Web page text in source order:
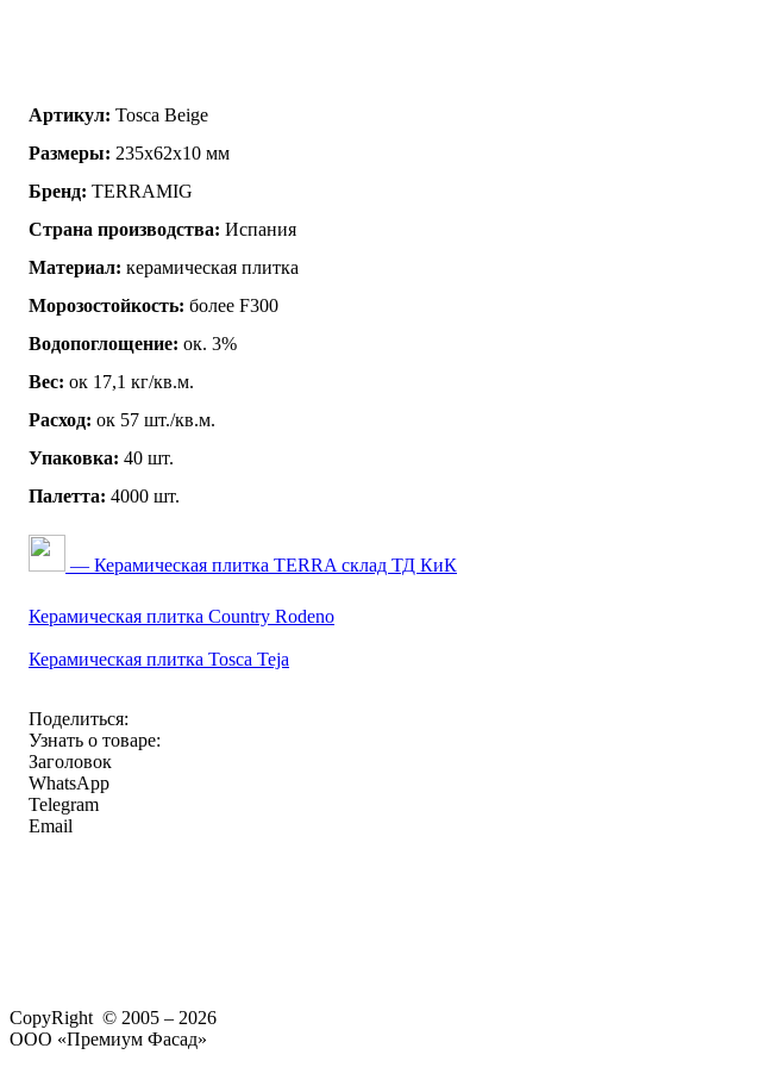
Артикул: Tosca Beige
Размеры: 235x62x10 мм
Бренд: TERRAMIG
Страна производства: Испания
Материал: керамическая плитка
Морозостойкость: более F300
Водопоглощение: ок. 3%
Вес: ок 17,1 кг/кв.м.
Расход: ок 57 шт./кв.м.
Упаковка: 40 шт.
Палетта: 4000 шт.
— Керамическая плитка TERRA склад ТД КиК
Керамическая плитка Country Rodeno
Керамическая плитка Tosca Teja
Поделиться:
Узнать о товаре:
Заголовок
WhatsApp
Telegram
Email
CopyRight © 2005 – 2026
ООО «Премиум Фасад»